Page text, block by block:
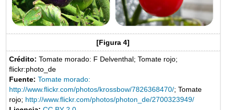
[Figura 4]
Crédito: Tomate morado: F Delventhal; Tomate rojo;
flickr:photo_de
Fuente: Tomate morado:
http://www.flickr.com/photos/krossbow/7826368470/; Tomate
rojo; http://www.flickr.com/photos/photon_de/2700323949/